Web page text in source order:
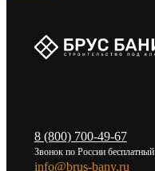
8 (800) 700-49-67
Звонок по России бесплатный
info@brus-bany.ru